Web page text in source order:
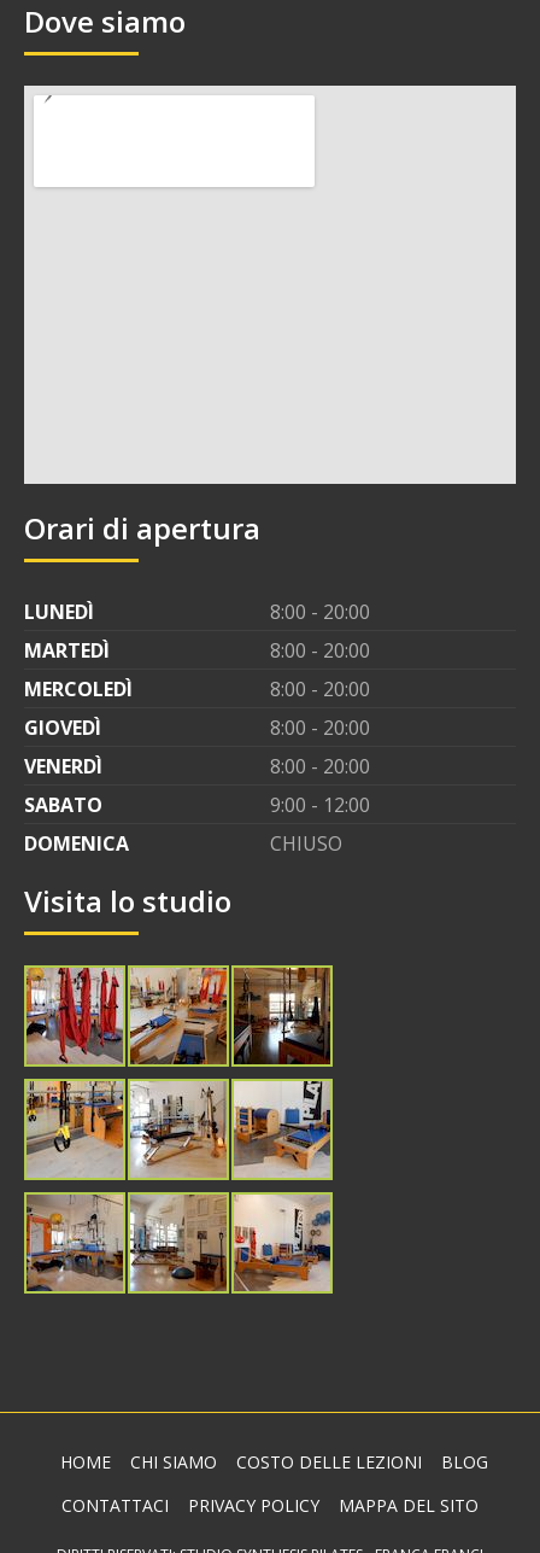
Dove siamo
Orari di apertura
LUNEDÌ
8:00 - 20:00
MARTEDÌ
8:00 - 20:00
MERCOLEDÌ
8:00 - 20:00
GIOVEDÌ
8:00 - 20:00
VENERDÌ
8:00 - 20:00
SABATO
9:00 - 12:00
DOMENICA
CHIUSO
Visita lo studio
HOME CHI SIAMO COSTO DELLE LEZIONI
BLOG
CONTATTACI
PRIVACY POLICY MAPPA DEL SITO